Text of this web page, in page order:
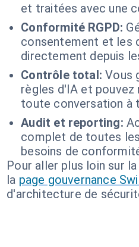
et traitées avec une
Conformité RGPD:
consentement et les
directement depuis
Contrôle total: Vous
règles d'IA et pouvez
toute conversation à
Audit et reporting:
complet de toutes
besoins de
Pour aller plus loin sur
la page gouvernance
d'architecture de